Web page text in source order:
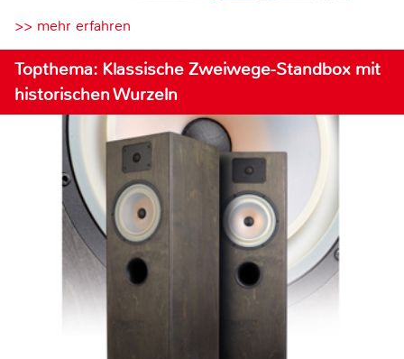
>> mehr erfahren
Topthema: Klassische Zweiwege-Standbox mit
historischen Wurzeln